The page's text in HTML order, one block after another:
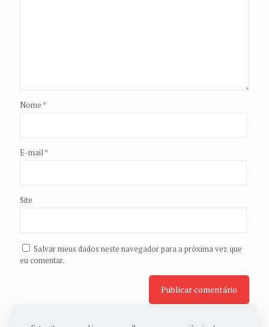
Nome *
E-mail*
Site
Salvar meus dados neste navegador para a próxima vez que
eu comentar.